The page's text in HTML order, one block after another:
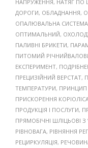
НАПРУЖЕННЯ, НАТЯГ ПО
ДОРОГИ, ОБЛАДНАННЯ,
ОПАЛЮВАЛЬНА СИСТЕМА
ОПТИМАЛЬНИЙ,
ПАЛИВНІ БРИКЕТИ,
ПИТОМИЙ
ЕКСПЕРИМЕНТ,
ПРЕЦИЗІЙНИЙ ВЕРСТАТ,
ТЕМПЕРАТУРИ, ПРИНЦИП
ПРИСКОРЕННЯ
ПРОДУКЦІЯ І ПОСЛУГИ,
ПРЯМОБІЧНІ ШЛІЦЬОВІ З
РІВНОВАГА, РІВНЯННЯ
РЕЦИРКУЛЯЦІЯ,